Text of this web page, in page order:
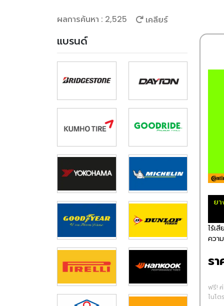
ผลการค้นหา : 2,525 เคลียร์
แบรนด์
ย
ไร้เ
ควา
ร
ฟรี!
ไนโต